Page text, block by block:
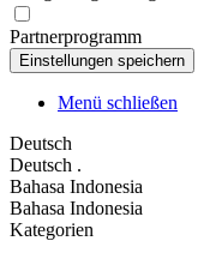
Partnerprogramm
Menü schließen
Deutsch
Deutsch .
Bahasa Indonesia
Bahasa Indonesia
Kategorien